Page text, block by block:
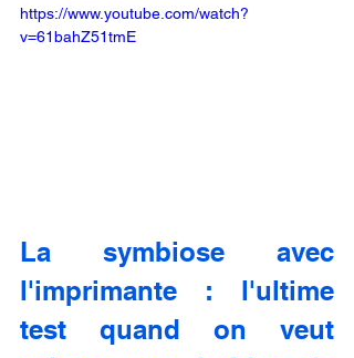
https://www.youtube.com/watch?
v=61bahZ51tmE
La symbiose avec
l'imprimante : l'ultime
test quand on veut